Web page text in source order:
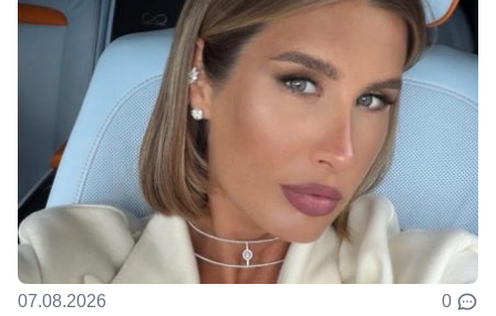
07.08.2026 0